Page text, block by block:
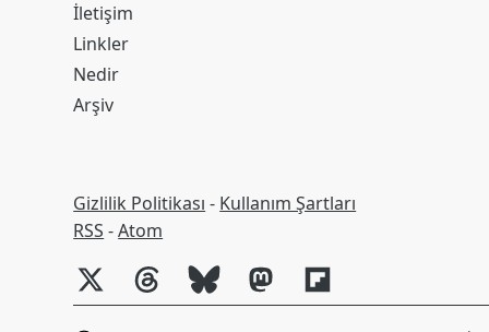
İletişim
Linkler
Nedir
Arşiv
Gizlilik Politikası - Kullanım Şartları
RSS
RSS -Atom